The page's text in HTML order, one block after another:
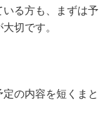
る方も、まずは予
切です。
の内容を短くまと